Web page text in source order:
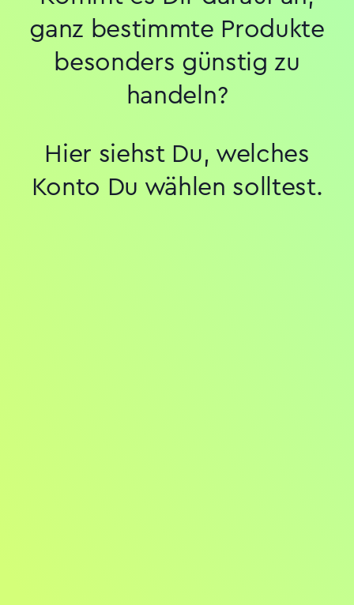
ganz bestimmte Produkte
besonders günstig zu
handeln?
Hier siehst Du, welches
Konto Du wählen solltest.